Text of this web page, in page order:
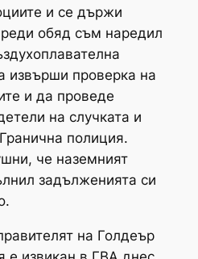
и се държи
обяд съм наредил
извърши проверка на
и да проведе
на случката и
полиция.
че наземният
задълженията си
на Голдеър